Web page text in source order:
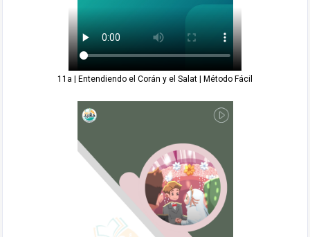
11a | Entendiendo el Corán y el Salat | Método Fácil